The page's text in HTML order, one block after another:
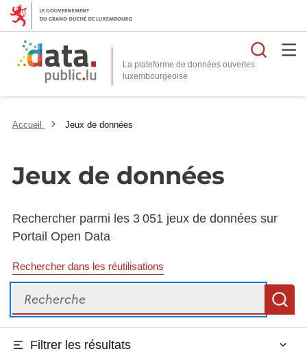
La plateforme de données ouvertes
Accueil Jeux de données
Jeux de données
Rechercher parmi les 3 051 jeux de données sur
Portail Open Data
Rechercher dans les réutilisations
Recherche
Filtrer les résultats